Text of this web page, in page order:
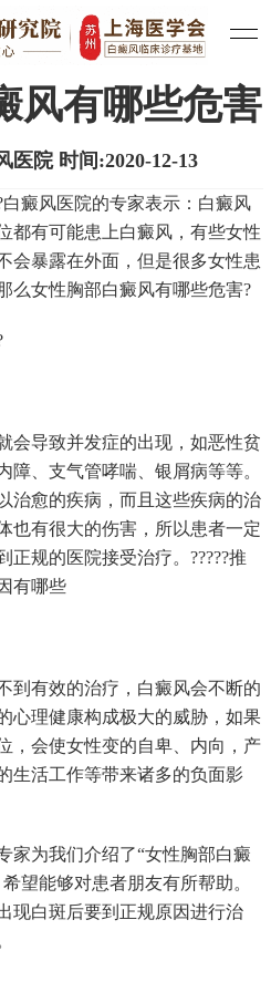
白癜风治疗 | 白癜风常识
风有哪些危害
医院 时间:2020-12-13
癜风医院的专家表示：白癜风
都有可能患上白癜风，有些女性
会暴露在外面，但是很多女性患
么女性胸部白癜风有哪些危害?
会导致并发症的出现，如恶性贫
障、支气管哮喘、银屑病等等。
治愈的疾病，而且这些疾病的治
也有很大的伤害，所以患者一定
规的医院接受治疗。?????推
有哪些
到有效的治疗，白癜风会不断的
心理健康构成极大的威胁，如果
，会使女性变的自卑、内向，产
生活工作等带来诸多的负面影
家为我们介绍了“女性胸部白癜
望能够对患者朋友有所帮助。
现白斑后要到正规原因进行治